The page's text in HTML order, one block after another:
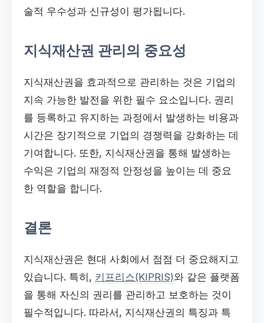
술적 우수성과 신규성이 평가됩니다.
지식재산권 관리의 중요성
지식재산권을 효과적으로 관리하는 것은 기업의
지속 가능한 발전을 위한 필수 요소입니다. 권리
를 등록하고 유지하는 과정에서 발생하는 비용과
시간은 장기적으로 기업의 경쟁력을 강화하는 데
기여합니다. 또한, 지식재산권을 통해 발생하는
수익은 기업의 재정적 안정성을 높이는 데 중요
한 역할을 합니다.
결론
지식재산권은 현대 사회에서 점점 더 중요해지고
있습니다. 특히, 키프리스(KIPRIS)와 같은 플랫폼
을 통해 자신의 권리를 관리하고 보호하는 것이
필수적입니다. 따라서, 지식재산권의 특징과 특